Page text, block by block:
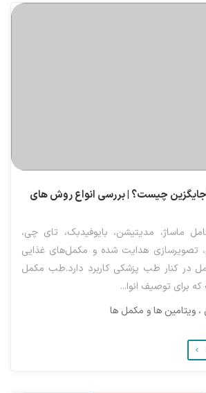
چیست؟ | بررسی انواع روش های
ماساژ، مدیتیشن، بایوفیدبک، تای چی،
تصویرسازی هدایت شده و مکمل‌های غذایی
کنار طب پزشکی کاربرد دارد.طب مکمل
برای توصیف انوا...
، ویتامین ها و مکمل ها